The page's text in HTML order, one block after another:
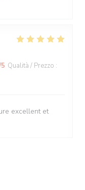
Qualità / Prezzo :
excellent et